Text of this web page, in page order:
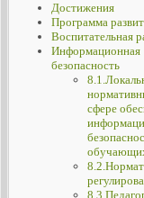
Достижения
Программа
Воспитательная
Информационная
безопасность
сфере